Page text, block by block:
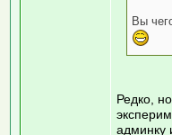
Вы
Редко,
админку